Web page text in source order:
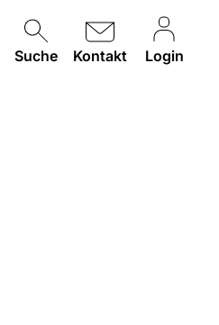
Suche Kontakt Login